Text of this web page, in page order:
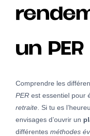
un PER
Comprendre les
PER est essentiel pour
retraite . Si tu es
envisages d’ouvrir un
différentes méthodes